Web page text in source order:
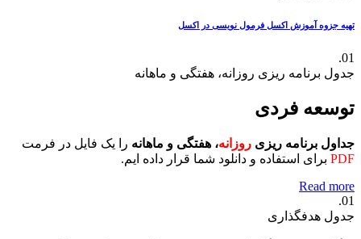
تهیه جزوه آموزش اکسل فرمول نویسی در اکسل
01.
جدول برنامه ریزی روزانه، هفتگی و ماهانه
توسعه فردی
جداول برنامه ریزی روزانه، هفتگی و ماهانه را یک فایل در فرمت
PDF برای استفاده و دانلود شما قرار داده ایم.
Read more
01.
جدول هدفگذاری